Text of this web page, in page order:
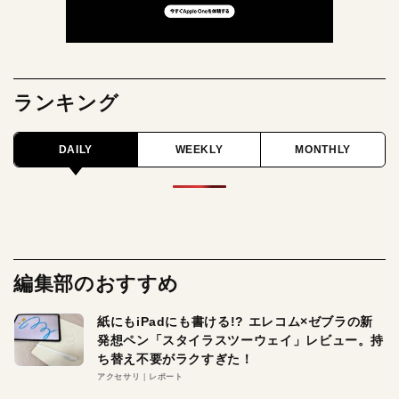
ランキング
DAILY WEEKLY MONTHLY
編集部のおすすめ
紙にもiPadにも書ける!? エレコム×ゼブラの新
発想ペン「スタイラスツーウェイ」レビュー。持
ち替え不要がラクすぎた！
アクセサリ レポート